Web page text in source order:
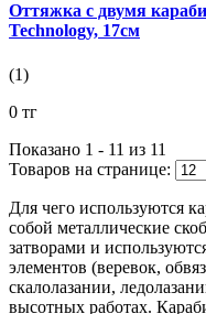
Оттяжка с двумя
Technology, 17см
(1)
0 тг
Показано 1 - 11 из 11
Товаров на странице:
Для чего используются
собой металлические
затворами и
элементов (веревок,
скалолазании,
высотных работах.